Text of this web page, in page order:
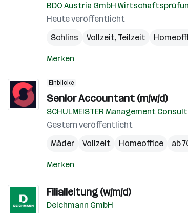
BDO Austria GmbH
Heute veröffentlicht
Schlins
Vollzeit, Teilzeit
Merken
Einblicke
Senior Accountant (m/w/d)
SCHULMEISTER Management
Gestern veröffentlicht
Mäder
Vollzeit Homeoffice ab
Merken
Filialleitung (w/m/d)
Deichmann GmbH